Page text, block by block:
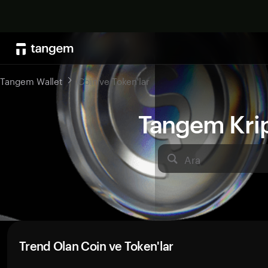
Tangem
Ara
Tangem Wallet Coin ve Token'lar
Trend Olan Coin ve Token'lar